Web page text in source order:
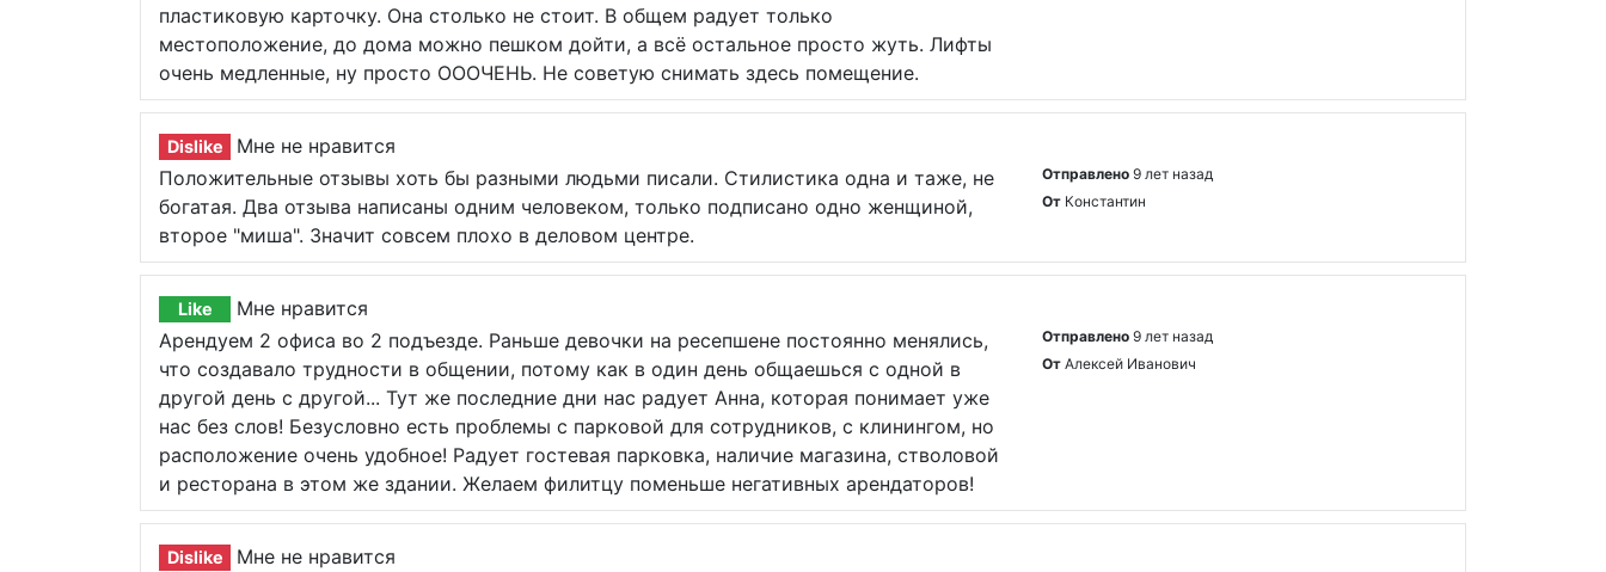
пластиковую карточку. Она столько не стоит. В общем радует только
местоположение, до дома можно пешком дойти, а всё остальное просто жуть. Лифты
очень медленные, ну просто ОООЧЕНЬ. Не советую снимать здесь помещение.
Dislike
Мне не нравится
Положительные отзывы хоть бы разными людьми писали. Стилистика одна и таже, не
богатая. Два отзыва написаны одним человеком, только подписано одно женщиной,
второе "миша". Значит совсем плохо в деловом центре.
Отправлено 9 лет назад
От Константин
Like
Мне нравится
Арендуем 2 офиса во 2 подъезде. Раньше девочки на ресепшене постоянно менялись,
что создавало трудности в общении, потому как в один день общаешься с одной в
другой день с другой... Тут же последние дни нас радует Анна, которая понимает уже
нас без слов! Безусловно есть проблемы с парковой для сотрудников, с клинингом, но
расположение очень удобное! Радует гостевая парковка, наличие магазина, стволовой
и ресторана в этом же здании. Желаем филитцу поменьше негативных арендаторов!
Отправлено 9 лет назад
От Алексей Иванович
Dislike Мне не нравится